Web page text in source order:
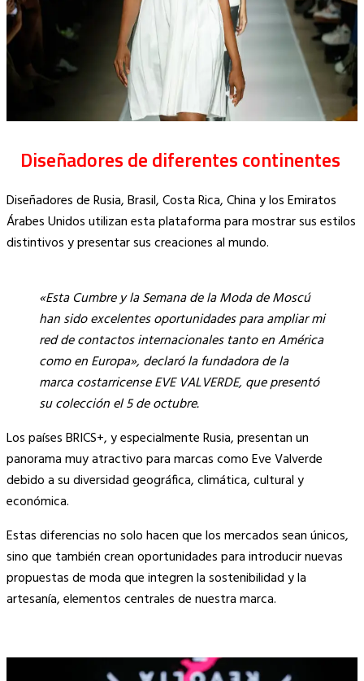
Diseñadores de diferentes continentes
Diseñadores de Rusia, Brasil, Costa Rica, China y los Emiratos
Árabes Unidos utilizan esta plataforma para mostrar sus estilos
distintivos y presentar sus creaciones al mundo.
«Esta Cumbre y la Semana de la Moda de Moscú
han sido excelentes oportunidades para ampliar mi
red de contactos internacionales tanto en América
como en Europa», declaró la fundadora de la
marca costarricense EVE VALVERDE, que presentó
su colección el 5 de octubre.
Los países BRICS+, y especialmente Rusia, presentan un
panorama muy atractivo para marcas como Eve Valverde
debido a su diversidad geográfica, climática, cultural y
económica.
Estas diferencias no solo hacen que los mercados sean únicos,
sino que también crean oportunidades para introducir nuevas
propuestas de moda que integren la sostenibilidad y la
artesanía, elementos centrales de nuestra marca.